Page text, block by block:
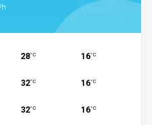
28°C 16°C
32°C 16°C
32°C 16°C